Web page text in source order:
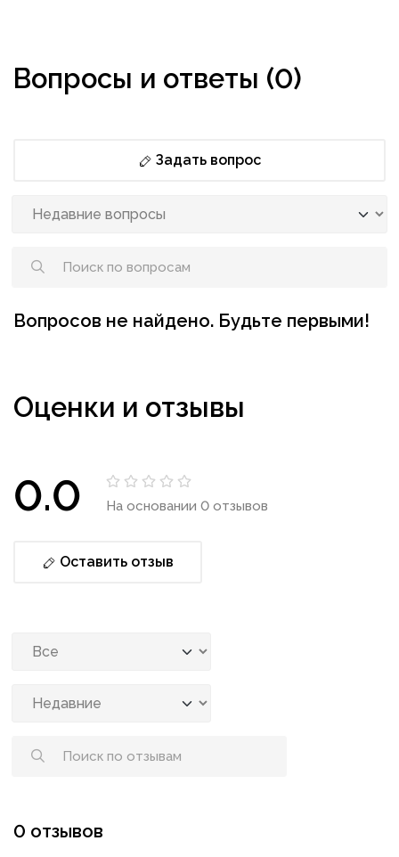
Вопросы и ответы (0)
Задать вопрос
Вопросов не найдено. Будьте первыми!
Оценки и отзывы
0.0 На основании 0 отзывов
Оставить отзыв
0 отзывов